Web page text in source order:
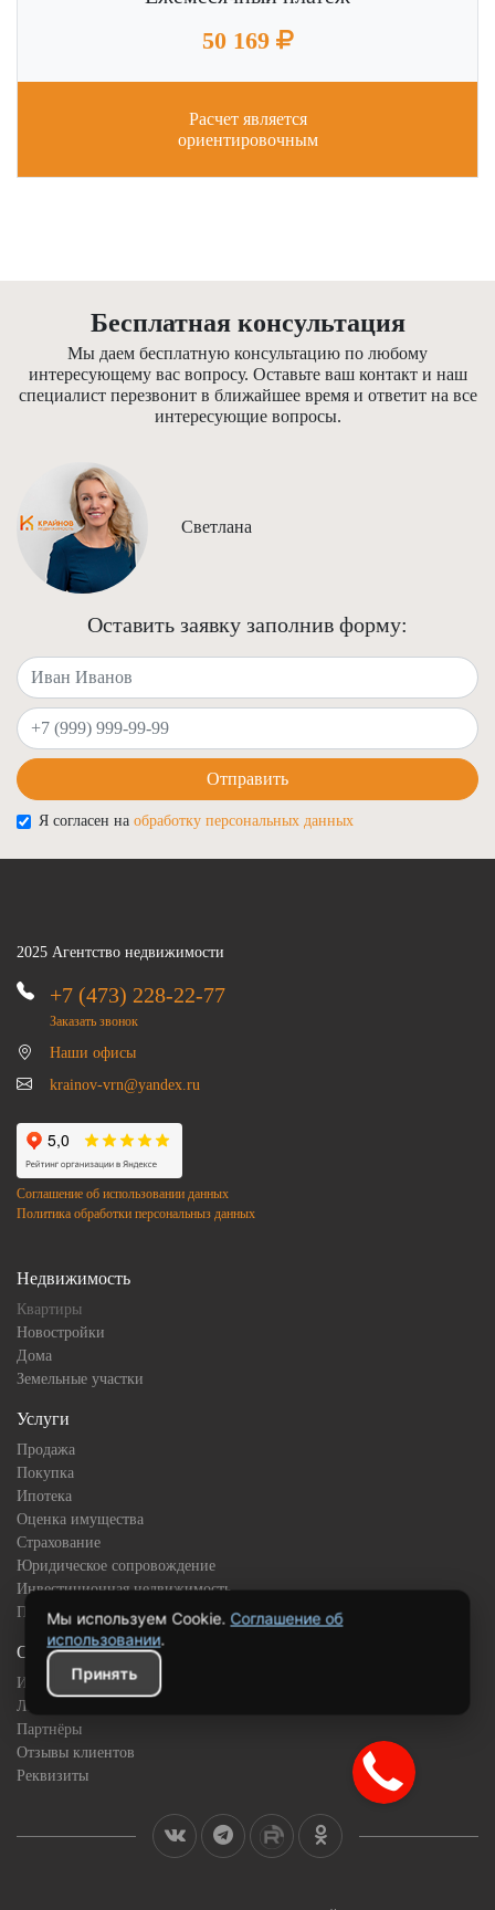
50 169
Расчет является
ориентировочным
Бесплатная консультация
Мы даем бесплатную консультацию по любому
интересующему вас вопросу. Оставьте ваш контакт и наш
специалист перезвонит в ближайшее время и ответит на все
интересующие вопросы.
Светлана
Оставить заявку заполнив форму:
Ваше имя
Ваш телефон
Отправить
Я согласен на обработку персональных данных
2025 Агентство недвижимости
+7 (473) 228-22-77
Заказать звонок
Наши офисы
krainov-vrn@yandex.ru
Соглашение об использовании данных
Политика обработки персональныз данных
Недвижимость
Квартиры
Новостройки
Дома
Земельные участки
Услуги
Продажа
Покупка
Ипотека
Оценка имущества
Страхование
Юридическое сопровождение
Инвестиционная недвижимость
Подбор квартиры в новостройке
О компании
История
Лицензии и сертификаты
Партнёры
Отзывы клиентов
Реквизиты
Мы используем Cookie. Соглашение об
использовании.
Принять